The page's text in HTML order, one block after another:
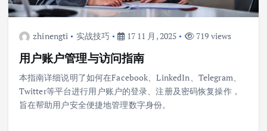
zhinengti 实战技巧 17 11 月, 2025 719 views
用户账户管理与访问指南
本指南详细说明了如何在Facebook、LinkedIn、Telegram、
Twitter等平台进行用户账户的登录、注册及密码恢复操作，
旨在帮助用户安全便捷地管理数字身份。